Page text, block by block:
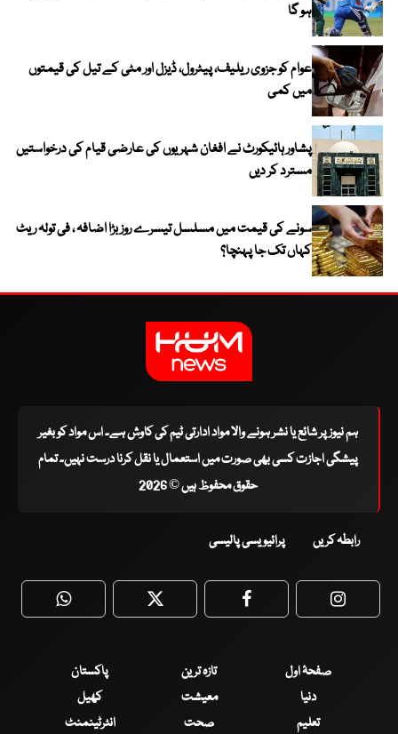
ہو گا
عوام کو جزوی ریلیف، پیٹرول، ڈیزل اور مٹی کے تیل کی قیمتوں
میں کمی
پشاور ہائیکورٹ نے افغان شہریوں کی عارضی قیام کی درخواستیں
مسترد کر دیں
سونے کی قیمت میں مسلسل تیسرے روز بڑا اضافہ ، فی تولہ ریٹ
کہاں تک جا پہنچا؟
ہم نیوز پر شائع یا نشر ہونے والا مواد ادارتی ٹیم کی کاوش ہے۔ اس مواد کو بغیر
پیشگی اجازت کسی بھی صورت میں استعمال یا نقل کرنا درست نہیں۔ تمام
حقوق محفوظ ہیں © 2026
رابطہ کریں پرائیویسی پالیسی
WhatsApp Twitter Facebook
صفحۂ اول تازہ ترین
پاکستان
دنیا
معیشت
کھیل
تعلیم
صحت انٹرٹینمنٹ